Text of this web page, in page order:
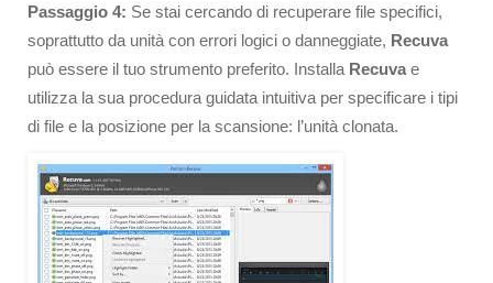
Passaggio 4: Se stai cercando di recuperare file specifici,
soprattutto da unità con errori logici o danneggiate, Recuva
può essere il tuo strumento preferito. Installa Recuva e
utilizza la sua procedura guidata intuitiva per specificare i tipi
di file e la posizione per la scansione: l’unità clonata.